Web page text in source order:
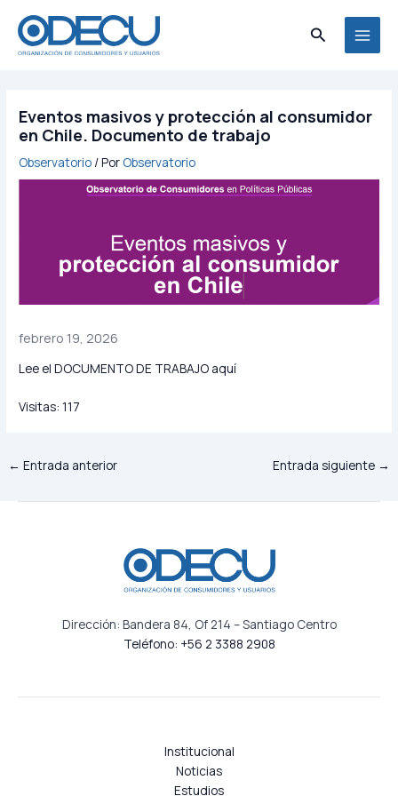
contenido
Buscar
Eventos masivos y protección al consumidor
en Chile. Documento de trabajo
Observatorio / Por Observatorio
febrero 19, 2026
Lee el DOCUMENTO DE TRABAJO aquí
Visitas: 117
← Entrada anterior Entrada siguiente →
Dirección: Bandera 84, Of 214 – Santiago Centro
Teléfono: +56 2 3388 2908
Institucional
Noticias
Estudios